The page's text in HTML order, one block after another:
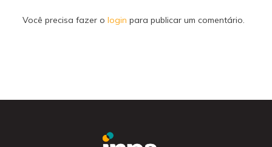
Você precisa fazer o login para publicar um comentário.